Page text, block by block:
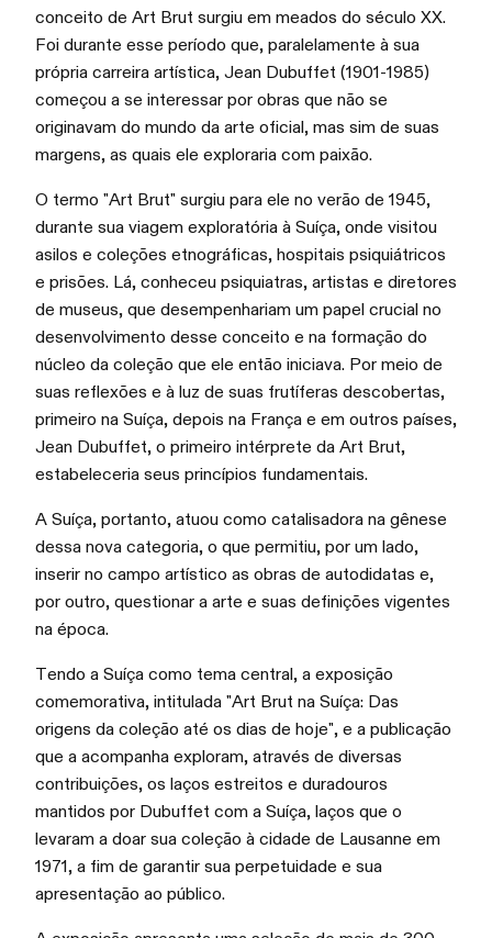
conceito de Art Brut surgiu em meados do século XX.
Foi durante esse período que, paralelamente à sua
própria carreira artística, Jean Dubuffet (1901-1985)
começou a se interessar por obras que não se
originavam do mundo da arte oficial, mas sim de suas
margens, as quais ele exploraria com paixão.
O termo "Art Brut" surgiu para ele no verão de 1945,
durante sua viagem exploratória à Suíça, onde visitou
asilos e coleções etnográficas, hospitais psiquiátricos
e prisões. Lá, conheceu psiquiatras, artistas e diretores
de museus, que desempenhariam um papel crucial no
desenvolvimento desse conceito e na formação do
núcleo da coleção que ele então iniciava. Por meio de
suas reflexões e à luz de suas frutíferas descobertas,
primeiro na Suíça, depois na França e em outros países,
Jean Dubuffet, o primeiro intérprete da Art Brut,
estabeleceria seus princípios fundamentais.
A Suíça, portanto, atuou como catalisadora na gênese
dessa nova categoria, o que permitiu, por um lado,
inserir no campo artístico as obras de autodidatas e,
por outro, questionar a arte e suas definições vigentes
na época.
Tendo a Suíça como tema central, a exposição
comemorativa, intitulada "Art Brut na Suíça: Das
origens da coleção até os dias de hoje", e a publicação
que a acompanha exploram, através de diversas
contribuições, os laços estreitos e duradouros
mantidos por Dubuffet com a Suíça, laços que o
levaram a doar sua coleção à cidade de Lausanne em
1971, a fim de garantir sua perpetuidade e sua
apresentação ao público.